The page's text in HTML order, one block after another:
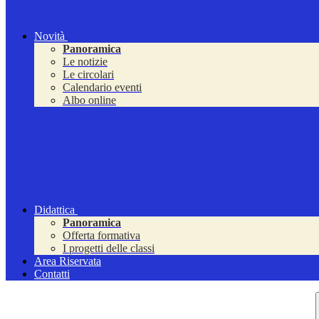
Novità
Panoramica
Le notizie
Le circolari
Calendario eventi
Albo online
Didattica
Panoramica
Offerta formativa
I progetti delle classi
Area Riservata
Contatti